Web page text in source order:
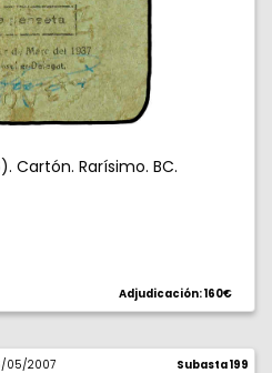
Cartón. Rarísimo. BC.
Adjudicación: 160€
05/2007 Subasta 199